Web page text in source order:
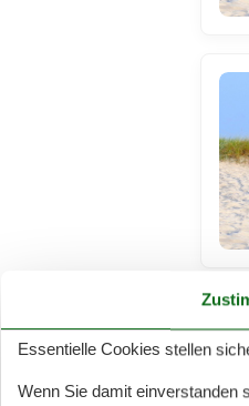
Essentielle Cookies stellen
Wenn Sie damit einverstanden